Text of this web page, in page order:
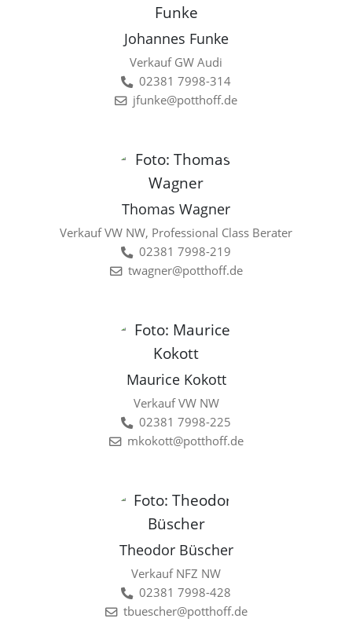
Johannes Funke
Verkauf GW Audi
02381 7998-314
jfunke@potthoff.de
Thomas Wagner
Verkauf VW NW, Professional Class Berater
02381 7998-219
twagner@potthoff.de
Maurice Kokott
Verkauf VW NW
02381 7998-225
mkokott@potthoff.de
Theodor Büscher
Verkauf NFZ NW
02381 7998-428
tbuescher@potthoff.de